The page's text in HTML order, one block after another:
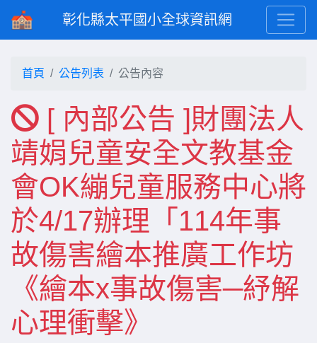
彰化縣太平國小全球資訊網
首頁 公告列表 公告內容
[ 內部公告 ]財團法人
靖娟兒童安全文教基金
會OK繃兒童服務中心將
於4/17辦理「114年事
故傷害繪本推廣工作坊
《繪本x事故傷害─紓解
心理衝擊》